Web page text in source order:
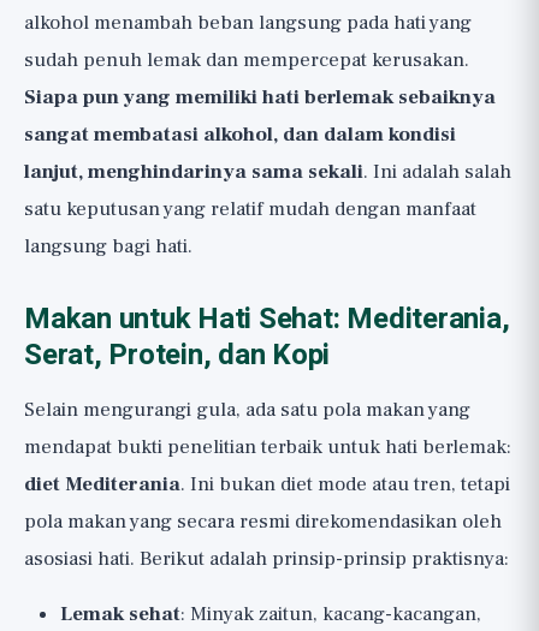
alkohol menambah beban langsung pada hati yang
sudah penuh lemak dan mempercepat kerusakan.
Siapa pun yang memiliki hati berlemak sebaiknya
sangat membatasi alkohol, dan dalam kondisi
lanjut, menghindarinya sama sekali. Ini adalah salah
satu keputusan yang relatif mudah dengan manfaat
langsung bagi hati.
Makan untuk Hati Sehat: Mediterania,
Serat, Protein, dan Kopi
Selain mengurangi gula, ada satu pola makan yang
mendapat bukti penelitian terbaik untuk hati berlemak:
diet Mediterania. Ini bukan diet mode atau tren, tetapi
pola makan yang secara resmi direkomendasikan oleh
asosiasi hati. Berikut adalah prinsip-prinsip praktisnya:
Lemak sehat: Minyak zaitun, kacang-kacangan,